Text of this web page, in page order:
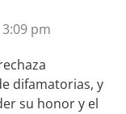
3:09 pm
difamatorias, y
su honor y el